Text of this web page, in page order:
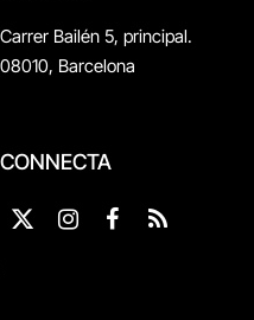
Carrer Bailén 5, principal.
08010, Barcelona
CONNECTA
X
InstagramFacebook
RSS